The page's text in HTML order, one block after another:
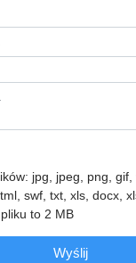
jpg, jpeg, png, gif,
swf, txt, xls, docx,
to 2 MB
Wyślij